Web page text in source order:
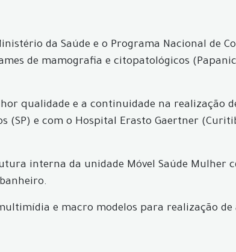
da Saúde e o Programa Nacional de
de mamografia e citopatológicos
qualidade e a continuidade na realização
(SP) e com o Hospital Erasto Gaertner
interna da unidade Móvel Saúde Mulher
e macro modelos para realização de